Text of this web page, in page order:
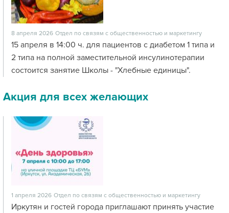
8 апреля 2026 Отдел по связям с общественностью и маркетингу
15 апреля в 14:00 ч. для пациентов с диабетом 1 типа и
2 типа на полной заместительной инсулинотерапии
состоится занятие Школы - "Хлебные единицы".
Акция для всех желающих
1 апреля 2026 Отдел по связям с общественностью и маркетингу
Иркутян и гостей города приглашают принять участие